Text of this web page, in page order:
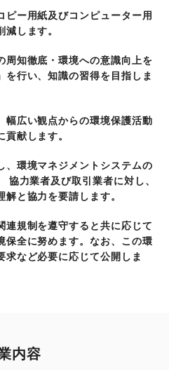
ピー用紙及びコンピューター用
します。
周知徹底・環境への意識向上を
を行い、知識の習得を目指しま
幅広い観点からの環境保護活動
献します。
、環境マネジメントシステムの
協力業者及び取引業者に対し、
と協力を要請します。
連規制を遵守すると共に応じて
保全に努めます。なお、この環
求など必要に応じて公開しま
内容